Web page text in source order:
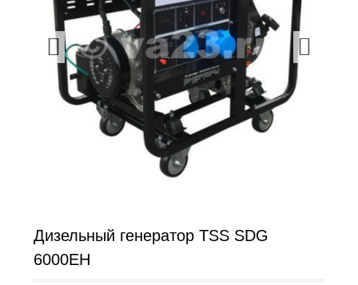
Дизельный генератор TSS SDG
6000EH